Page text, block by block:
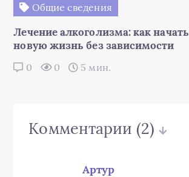
Общие сведения
Лечение алкоголизма: как начать
новую жизнь без зависимости
0 0 5 мин.
Комментарии (2)
Артур